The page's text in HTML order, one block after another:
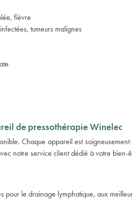
fièvre
tumeurs malignes
de pressothérapie Winelec
Chaque appareil est
notre service client dédié à votre bien-
pour le drainage lymphatique, aux